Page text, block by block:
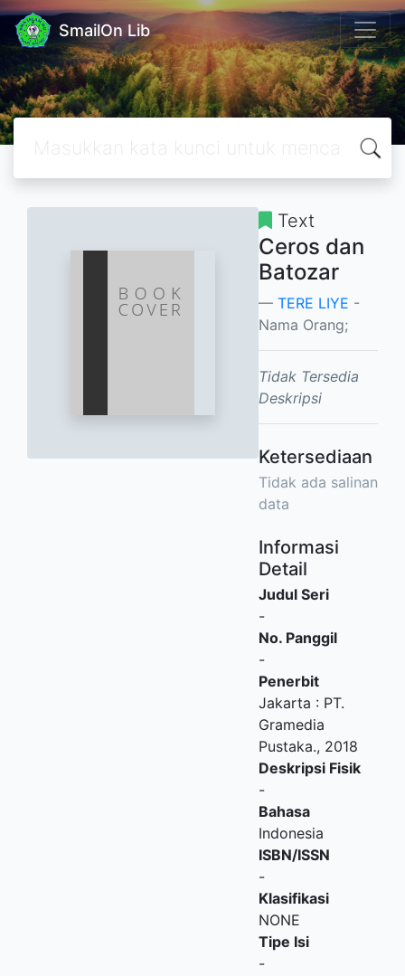
SmailOn Lib
Text
Ceros dan
Batozar
TERE LIYE -
Nama Orang;
Tidak Tersedia
Deskripsi
Ketersediaan
Tidak ada salinan
data
Informasi
Detail
Judul Seri
-
No. Panggil
-
Penerbit
Jakarta : PT.
Gramedia
Pustaka., 2018
Deskripsi Fisik
-
Bahasa
Indonesia
ISBN/ISSN
-
Klasifikasi
NONE
Tipe Isi
-